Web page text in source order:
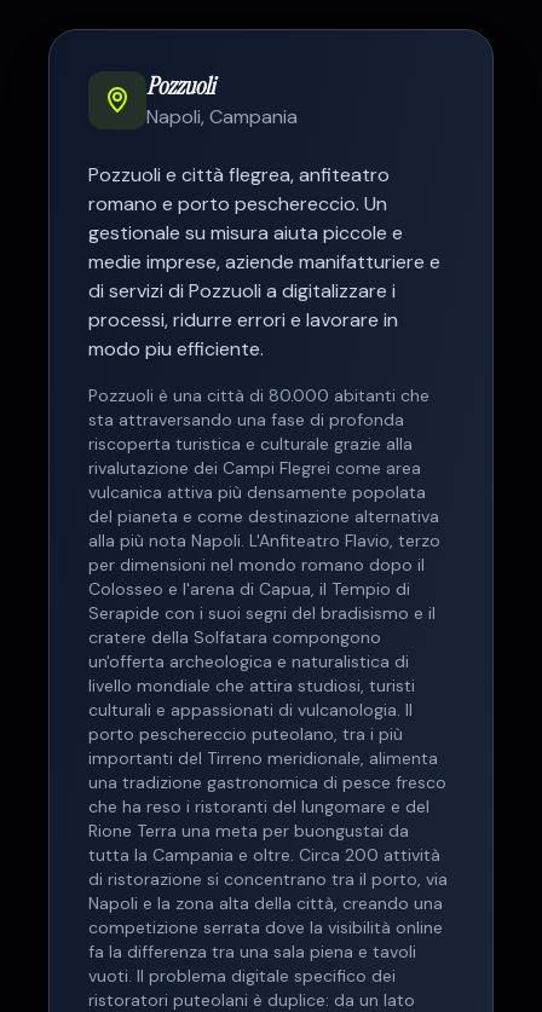
Pozzuoli
Napoli, Campania
Pozzuoli e città flegrea, anfiteatro
romano e porto peschereccio. Un
gestionale su misura aiuta piccole e
medie imprese, aziende manifatturiere e
di servizi di Pozzuoli a digitalizzare i
processi, ridurre errori e lavorare in
modo piu efficiente.
Pozzuoli è una città di 80.000 abitanti che
sta attraversando una fase di profonda
riscoperta turistica e culturale grazie alla
rivalutazione dei Campi Flegrei come area
vulcanica attiva più densamente popolata
del pianeta e come destinazione alternativa
alla più nota Napoli. L'Anfiteatro Flavio, terzo
per dimensioni nel mondo romano dopo il
Colosseo e l'arena di Capua, il Tempio di
Serapide con i suoi segni del bradisismo e il
cratere della Solfatara compongono
un'offerta archeologica e naturalistica di
livello mondiale che attira studiosi, turisti
culturali e appassionati di vulcanologia. Il
porto peschereccio puteolano, tra i più
importanti del Tirreno meridionale, alimenta
una tradizione gastronomica di pesce fresco
che ha reso i ristoranti del lungomare e del
Rione Terra una meta per buongustai da
tutta la Campania e oltre. Circa 200 attività
di ristorazione si concentrano tra il porto, via
Napoli e la zona alta della città, creando una
competizione serrata dove la visibilità online
fa la differenza tra una sala piena e tavoli
vuoti. Il problema digitale specifico dei
ristoratori puteolani è duplice: da un lato